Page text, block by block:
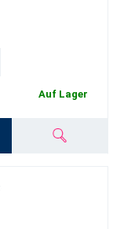
Auf Lager